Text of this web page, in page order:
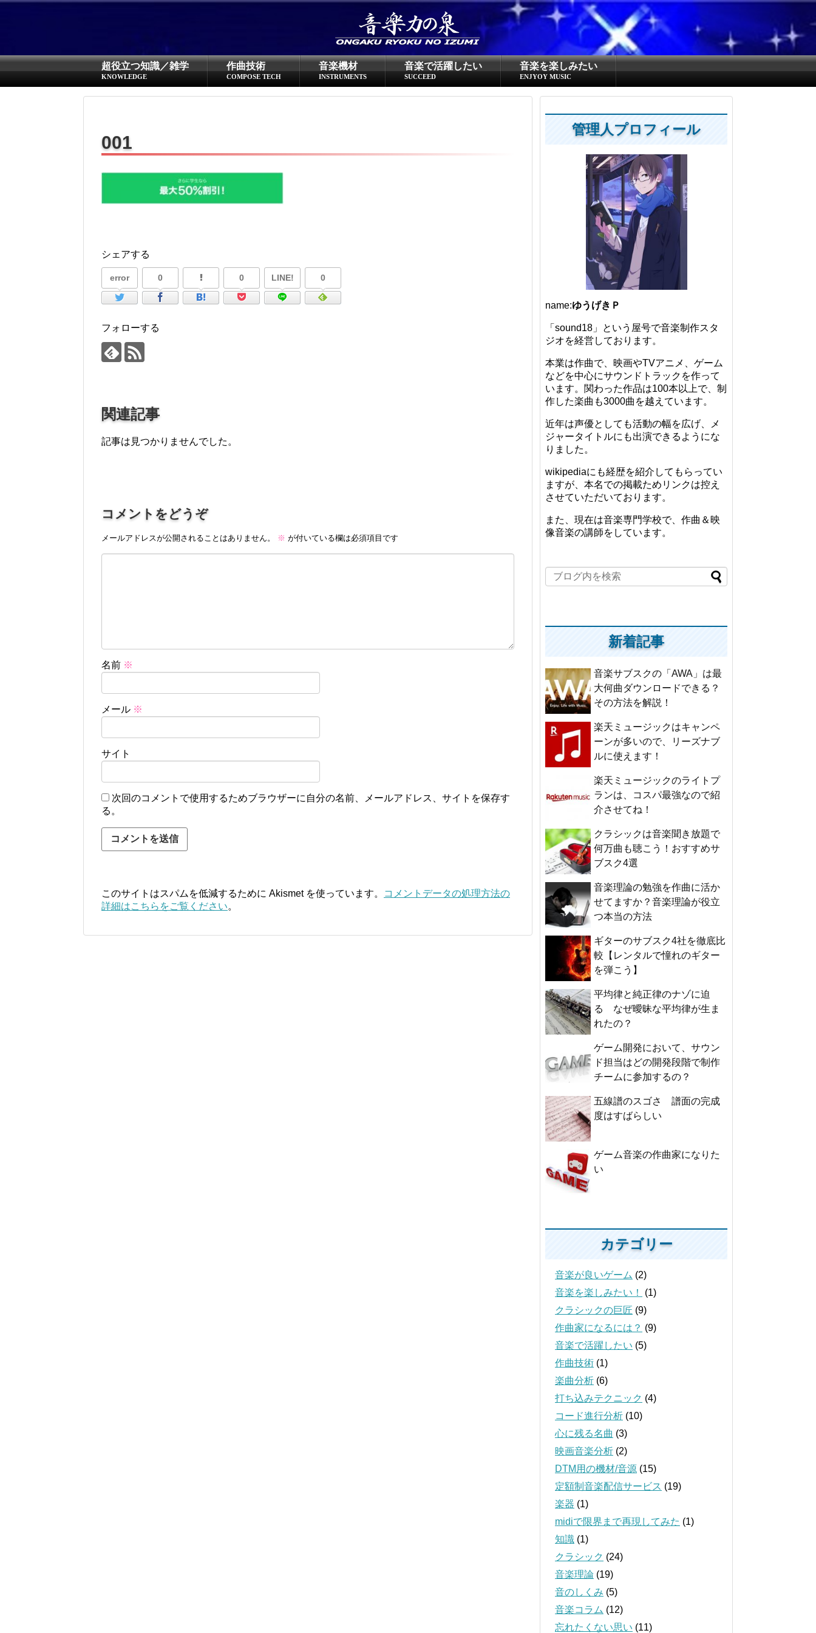
超役立つ知識／雑学
KNOWLEDGE
作曲技術
COMPOSE TECH
音楽機材
INSTRUMENTS
音楽で活躍したい
SUCCEED
音楽を楽しみたい
ENJYOY MUSIC
001
シェアする
error 0 0 LINE! 0
フォローする
関連記事
記事は見つかりませんでした。
コメントをどうぞ
メールアドレスが公開されることはありません。 ※ が付いている欄は必須項目です
名前 ※
メール ※
サイト
次回のコメントで使用するためブラウザーに自分の名前、メールアドレス、サイトを保存す
る。
このサイトはスパムを低減するために Akismet を使っています。
コメントデータの処理方法の
詳細はこちらをご覧ください。
管理人プロフィール
name:ゆうげきＰ
「sound18」という屋号で音楽制作スタ
ジオを経営しております。
本業は作曲で、映画やTVアニメ、ゲーム
などを中心にサウンドトラックを作って
います。関わった作品は100本以上で、制
作した楽曲も3000曲を越えています。
近年は声優としても活動の幅を広げ、メ
ジャータイトルにも出演できるようにな
りました。
wikipediaにも経歴を紹介してもらってい
ますが、本名での掲載ためリンクは控え
させていただいております。
また、現在は音楽専門学校で、作曲＆映
像音楽の講師をしています。
新着記事
音楽サブスクの「AWA」は最
大何曲ダウンロードできる？
その方法を解説！
楽天ミュージックはキャンペ
ーンが多いので、リーズナブ
ルに使えます！
楽天ミュージックのライトプ
ランは、コスパ最強なので紹
介させてね！
クラシックは音楽聞き放題で
何万曲も聴こう！おすすめサ
ブスク4選
音楽理論の勉強を作曲に活か
せてますか？音楽理論が役立
つ本当の方法
ギターのサブスク4社を徹底比
較【レンタルで憧れのギター
を弾こう】
平均律と純正律のナゾに迫
る なぜ曖昧な平均律が生ま
れたの？
ゲーム開発において、サウン
ド担当はどの開発段階で制作
チームに参加するの？
五線譜のスゴさ 譜面の完成
度はすばらしい
ゲーム音楽の作曲家になりた
い
カテゴリー
音楽が良いゲーム (2)
音楽を楽しみたい！
(1)
クラシックの巨匠 (9)
作曲家になるには？ (9)
音楽で活躍したい (5)
作曲技術 (1)
楽曲分析 (6)
打ち込みテクニック (4)
コード進行分析 (10)
心に残る名曲 (3)
映画音楽分析 (2)
DTM用の機材/音源 (15)
定額制音楽配信サービス (19)
楽器 (1)
midiで限界まで再現してみた (1)
知識 (1)
クラシック (24)
音楽理論 (19)
音のしくみ (5)
音楽コラム (12)
忘れたくない思い (11)
超役立つ知識／雑学
knowledge
クラシックを10倍楽しむ方法
音のしくみ
プロ作曲家オススメ DTM機材